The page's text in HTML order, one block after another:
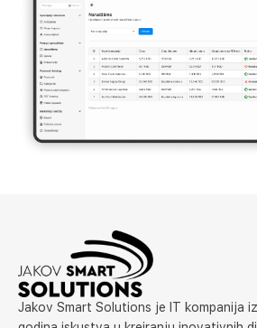
Jakov Smart Solutions je IT kompanija